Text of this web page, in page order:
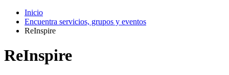
Inicio
Encuentra servicios, grupos y eventos
ReInspire
ReInspire